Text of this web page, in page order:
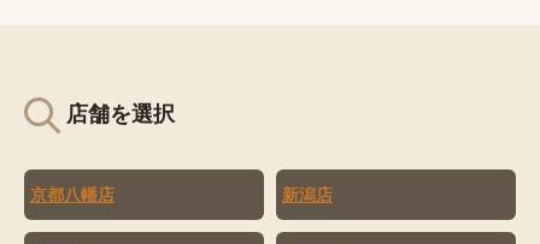
店舗を選択
京都八幡店 新潟店